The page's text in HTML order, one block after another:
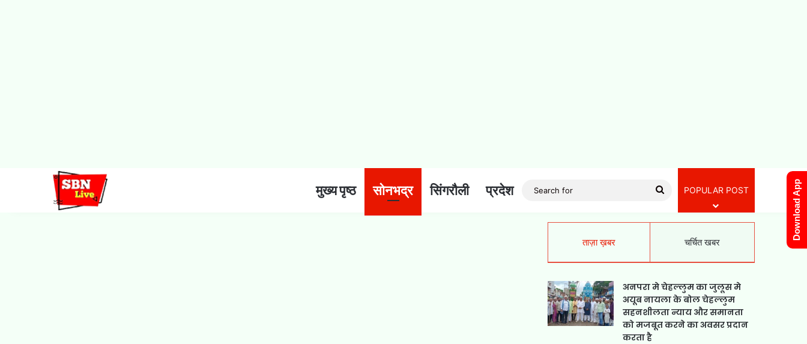
मुख्य पृष्ठ सोनभद्र सिंगरौली प्रदेश
SearchPOPULAR POST
ताज़ा ख़बर चर्चित खबर
अनपरा मे चेहल्लुम का जुलूस मे
अयूब नायला के बोल चेहल्लुम
सहनशीलता न्याय और समानता
को मजबूत करने का अवसर प्रदान
करता है
Download App